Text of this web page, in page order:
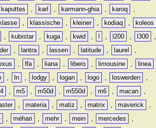
kaputtes , karl , karmann-ghia , karoq
,
klasse , klassische , kleiner , kodiaq ,
koleos
, kubistar , kuga , kwid , , l200 , l300
,
, lantra , lassen , latitude , laurel
,
, lfa , liana , libero , limousine , linea
, ln , lodgy , logan , logo , loswerden
,
, m5 , m50d , m550d , m6 , macan
,
, materia , matiz , matrix , maverick
,
, méhari , mehr , mein , mercedes
,